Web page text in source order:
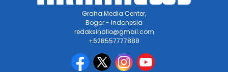
Graha Media Center,
Bogor - Indonesia
redaksihallo@gmail.com
+628557777888